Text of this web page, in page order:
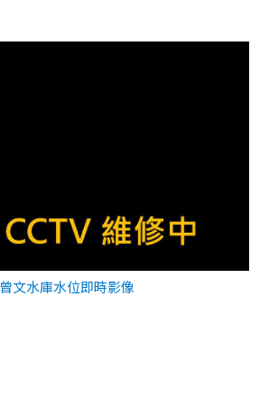
曾文水庫水位即時影像